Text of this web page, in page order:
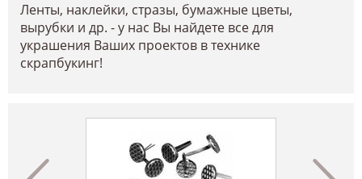
Ленты, наклейки, стразы, бумажные цветы,
вырубки и др. - у нас Вы найдете все для
украшения Ваших проектов в технике
скрапбукинг!